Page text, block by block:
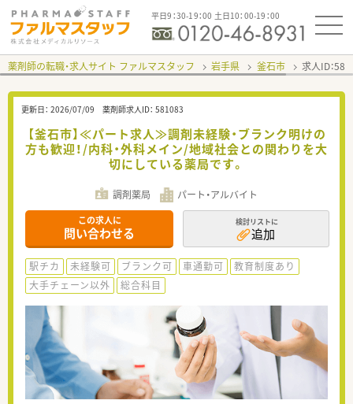
平日9：30-19：00 土日10：00-19：00
薬剤師の転職・求人サイト ファルマスタッフ 岩手県 釜石市 求人ID：
更新日： 2026/07/09 薬剤師求人ID： 581083
【釜石市】≪パート求人≫調剤未経験・ブランク明けの
方も歓迎！/内科・外科メイン/地域社会との関わりを大
切にしている薬局です。
調剤薬局 パート・アルバイト
この求人に
問い合わせる
検討リストに
追加
駅チカ 未経験可 ブランク可 車通勤可
教育制度あり
大手チェーン以外
総合科目